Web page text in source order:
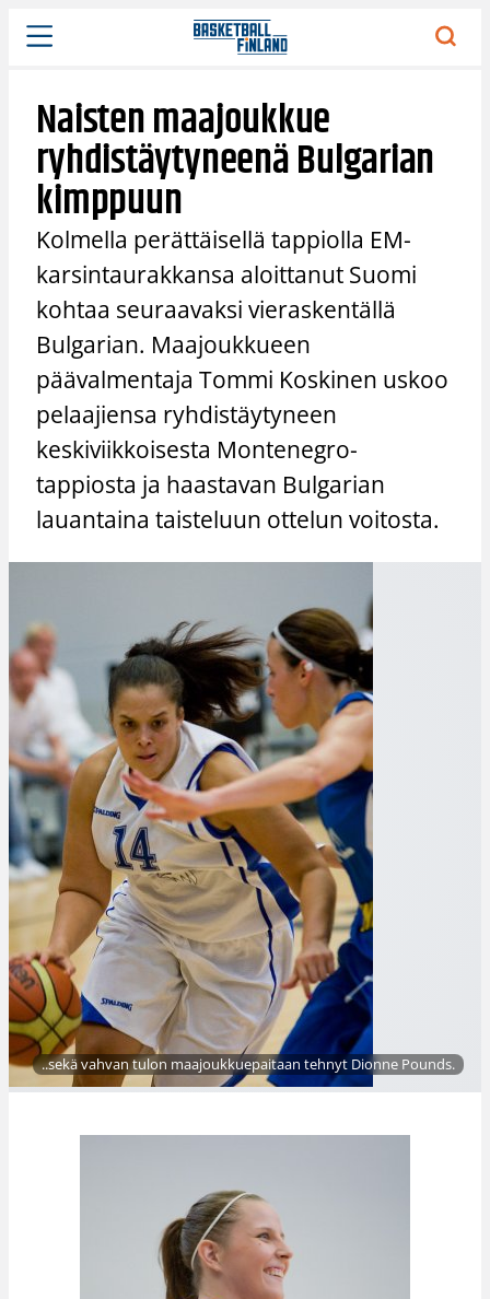
Siirry
sisältöön
Naisten maajoukkue
ryhdistäytyneenä Bulgarian
kimppuun
Kolmella perättäisellä tappiolla EM-
karsintaurakkansa aloittanut Suomi
kohtaa seuraavaksi vieraskentällä
Bulgarian. Maajoukkueen
päävalmentaja Tommi Koskinen uskoo
pelaajiensa ryhdistäytyneen
keskiviikkoisesta Montenegro-
tappiosta ja haastavan Bulgarian
lauantaina taisteluun ottelun voitosta.
..sekä vahvan tulon maajoukkuepaitaan tehnyt Dionne Pounds.